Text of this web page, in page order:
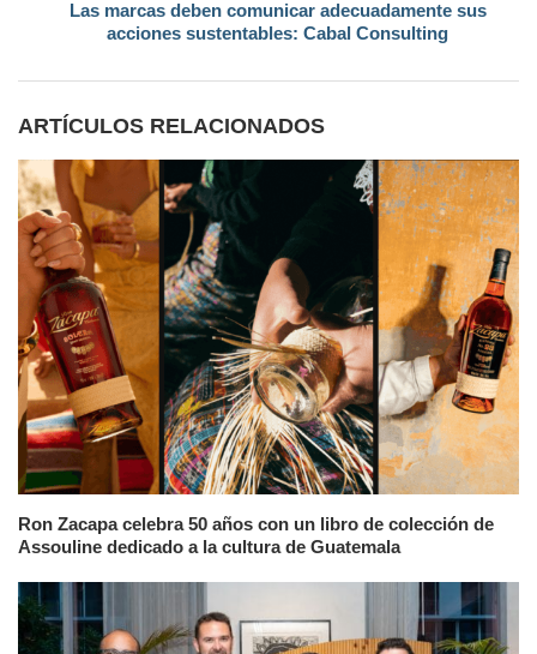
Las marcas deben comunicar adecuadamente sus
acciones sustentables: Cabal Consulting
ARTÍCULOS RELACIONADOS
Ron Zacapa celebra 50 años con un libro de colección de
Assouline dedicado a la cultura de Guatemala